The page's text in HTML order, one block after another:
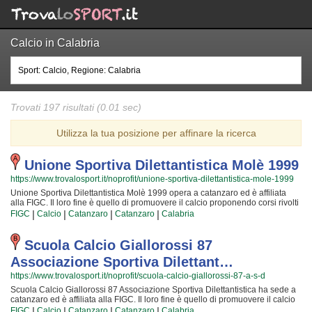
Calcio in Calabria
Trovati 197 risultati (0.01 sec)
Utilizza la tua posizione per affinare la ricerca
Unione Sportiva Dilettantistica Molè 1999
https://www.trovalosport.it/noprofit/unione-sportiva-dilettantistica-mole-1999
Unione Sportiva Dilettantistica Molè 1999 opera a catanzaro ed è affiliata
alla FIGC. Il loro fine è quello di promuovere il calcio proponendo corsi rivolti
a bambini e ragazzi. Unione Sportiva Dilettantistica Molè 1999 è radicata
nella comunità di catanzaro ha educato generazioni di atleti,
accompagnandoli in tutto il percorso di crescita e di maturazione tipico degli
sport di squadra. I loro istruttori di calcio sono tra i più esperti e qualificati
della zona e sono sicuramente i più adatti a sviluppare il talento dei bambini
che iniziano a giocare e dei ragazzi che vogliono raggiungere livelli di
eccellenza. Per questo motivo Unione Sportiva Dilettantistica Molè 1999 sarà
lieta di accogliere anche tuo figlio all'interno dell'associazione, perché possa
raggiungere il successo che merita in un ambiente amichevole e con un
sacco di nuovi amici. Gli allenamenti si tengono al campo a {city} e seguono
l'andamento del calendario scolastico mentre le partite, comprese quelle
FIGC | Calcio | Catanzaro | Catanzaro | Calabria
Scuola Calcio Giallorossi 87
Associazione Sportiva Dilettant…
https://www.trovalosport.it/noprofit/scuola-calcio-giallorossi-87-a-s-d
Scuola Calcio Giallorossi 87 Associazione Sportiva Dilettantistica ha sede a
catanzaro ed è affiliata alla FIGC. Il loro fine è quello di promuovere il calcio
organizzando corsi rivolti a bambini e ragazzi. Scuola Calcio Giallorossi 87